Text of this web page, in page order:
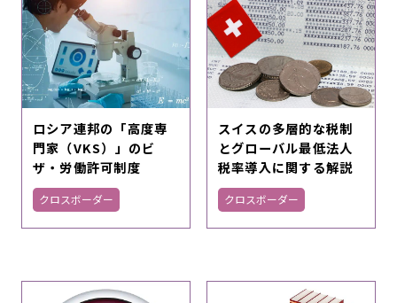
ロシア連邦の「高度専
門家（VKS）」のビ
ザ・労働許可制度
クロスボーダー
スイスの多層的な税制
とグローバル最低法人
税率導入に関する解説
クロスボーダー